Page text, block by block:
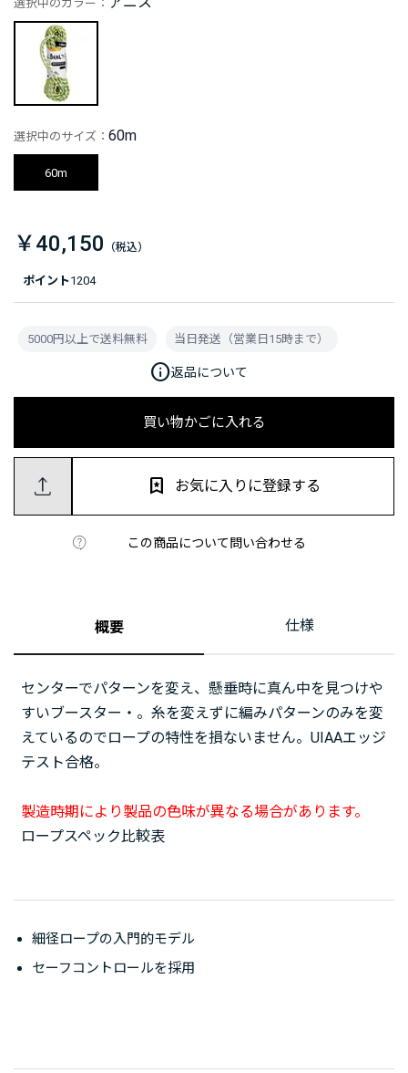
ポイント1204
選択中のカラー：
選択中のサイズ： 60m
60m
￥40,150
買い物かごに入れる
この商品について問い合わせる
お気に入りに登録する
5000円以上で送料無料 当日発送（営業日15時まで）
info返品について
概要 仕様
センターでパターンを変え、懸垂時に真ん中を見つけや
すいブースター・。糸を変えずに編みパターンのみを変
えているのでロープの特性を損ないません。UIAAエッジ
テスト合格。
製造時期により製品の色味が異なる場合があります。
ロープスペック比較表
細径ロープの入門的モデル
セーフコントロールを採用